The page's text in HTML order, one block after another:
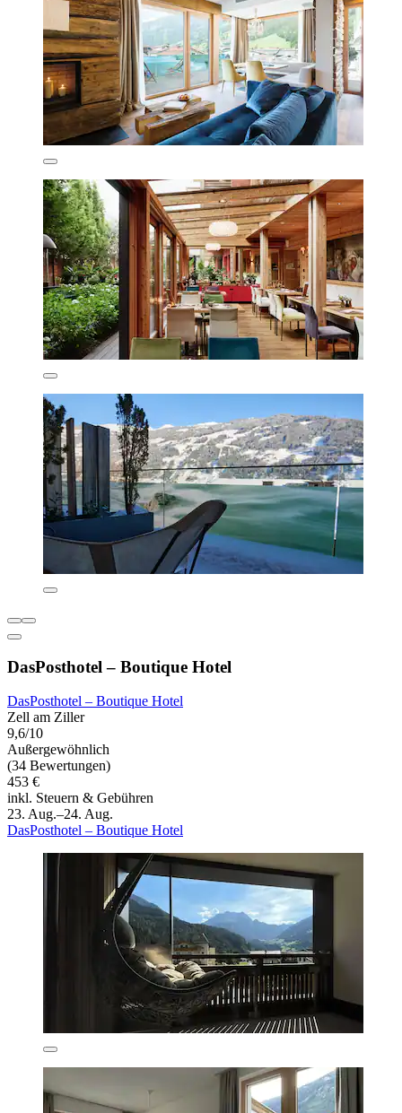
DasPosthotel – Boutique Hotel
DasPosthotel – Boutique Hotel
Zell am Ziller
9,6/10
Außergewöhnlich
(34 Bewertungen)
453 €
inkl. Steuern & Gebühren
23. Aug.–24. Aug.
DasPosthotel – Boutique Hotel